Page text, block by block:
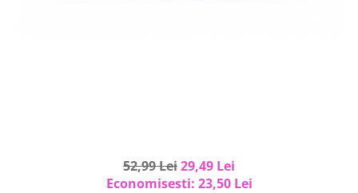
52,99 Lei29,49 Lei
Economisesti: 23,50 Lei